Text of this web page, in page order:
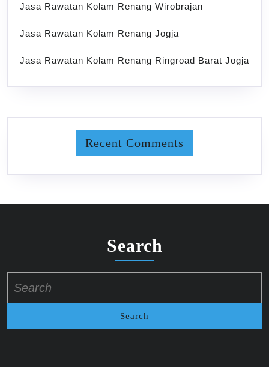
Jasa Rawatan Kolam Renang Wirobrajan
Jasa Rawatan Kolam Renang Jogja
Jasa Rawatan Kolam Renang Ringroad Barat Jogja
Recent Comments
Search
for: